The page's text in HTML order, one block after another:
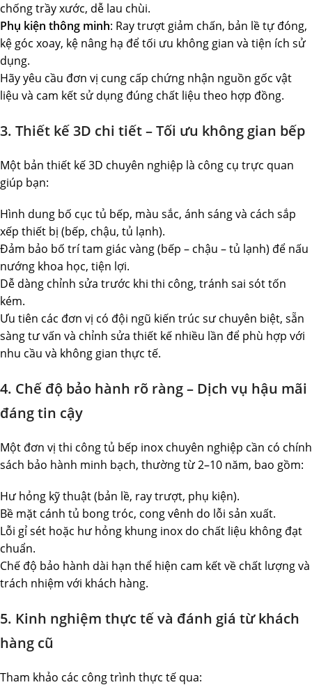
chống trầy xước, dễ lau chùi.
Phụ kiện thông minh: Ray trượt giảm chấn, bản lề tự đóng,
kệ góc xoay, kệ nâng hạ để tối ưu không gian và tiện ích sử
dụng.
Hãy yêu cầu đơn vị cung cấp chứng nhận nguồn gốc vật
liệu và cam kết sử dụng đúng chất liệu theo hợp đồng.
3. Thiết kế 3D chi tiết – Tối ưu không gian bếp
Một bản thiết kế 3D chuyên nghiệp là công cụ trực quan
giúp bạn:
Hình dung bố cục tủ bếp, màu sắc, ánh sáng và cách sắp
xếp thiết bị (bếp, chậu, tủ lạnh).
Đảm bảo bố trí tam giác vàng (bếp – chậu – tủ lạnh) để nấu
nướng khoa học, tiện lợi.
Dễ dàng chỉnh sửa trước khi thi công, tránh sai sót tốn
kém.
Ưu tiên các đơn vị có đội ngũ kiến trúc sư chuyên biệt, sẵn
sàng tư vấn và chỉnh sửa thiết kế nhiều lần để phù hợp với
nhu cầu và không gian thực tế.
4. Chế độ bảo hành rõ ràng – Dịch vụ hậu mãi
đáng tin cậy
Một đơn vị thi công tủ bếp inox chuyên nghiệp cần có chính
sách bảo hành minh bạch, thường từ 2–10 năm, bao gồm:
Hư hỏng kỹ thuật (bản lề, ray trượt, phụ kiện).
Bề mặt cánh tủ bong tróc, cong vênh do lỗi sản xuất.
Lỗi gỉ sét hoặc hư hỏng khung inox do chất liệu không đạt
chuẩn.
Chế độ bảo hành dài hạn thể hiện cam kết về chất lượng và
trách nhiệm với khách hàng.
5. Kinh nghiệm thực tế và đánh giá từ khách
hàng cũ
Tham khảo các công trình thực tế qua: